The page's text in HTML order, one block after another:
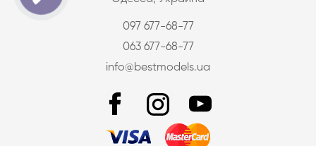
097 677-68-77
063 677-68-77
info@bestmodels.ua